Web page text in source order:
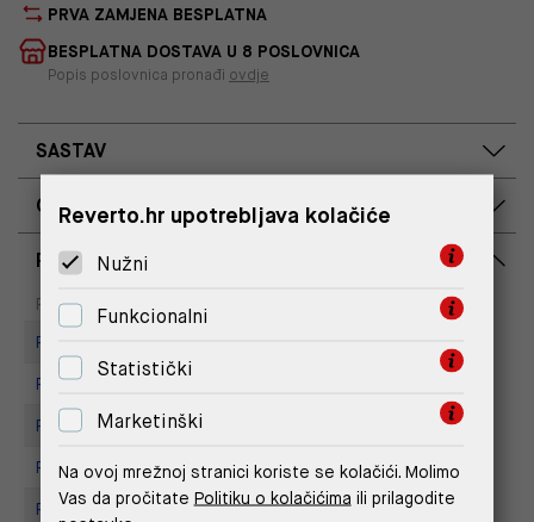
PRVA ZAMJENA BESPLATNA
BESPLATNA DOSTAVA U 8 POSLOVNICA
Popis poslovnica pronađi ovdje
SASTAV
OPIS PROIZVODA
RASPOLOŽIVOST PO POSLOVNICAMA
Poslovnica
Na upit
Replay Store, City Center One
Replay Store, Joker Centar
Replay Store, Mall of Split
Replay store, Arena centar
Replay store, Tower Centar
Reverto.hr upotrebljava kolačiće
Nužni
Funkcionalni
Statistički
Marketinški
Na ovoj mrežnoj stranici koriste se kolačići. Molimo
Vas da pročitate Politiku o kolačićima ili prilagodite